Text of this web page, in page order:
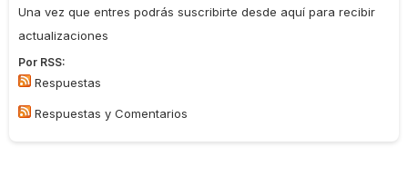
Una vez que entres podrás suscribirte desde aquí para recibir
actualizaciones
Por RSS:
Respuestas
Respuestas y Comentarios